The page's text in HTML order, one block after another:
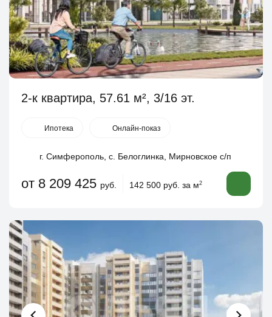
2-к квартира, 57.61 м², 3/16 эт.
Ипотека Онлайн-показ
г. Симферополь, с. Белоглинка, Мирновское с/п
от 8 209 425 руб. 142 500 руб. за м2